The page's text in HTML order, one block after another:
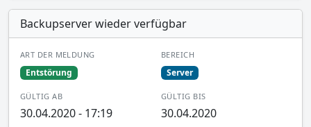
Backupserver wieder verfügbar
ART DER MELDUNG
Entstörung
BEREICH
Server
GÜLTIG AB
30.04.2020 - 17:19
GÜLTIG BIS
30.04.2020